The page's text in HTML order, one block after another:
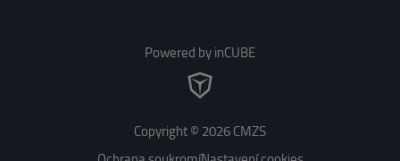
Copyright © 2026 CMZS
Powered by inCUBE